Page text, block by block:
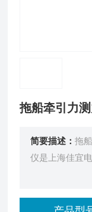
拖船牵引力
简要描述：拖
仪是上海佳宜